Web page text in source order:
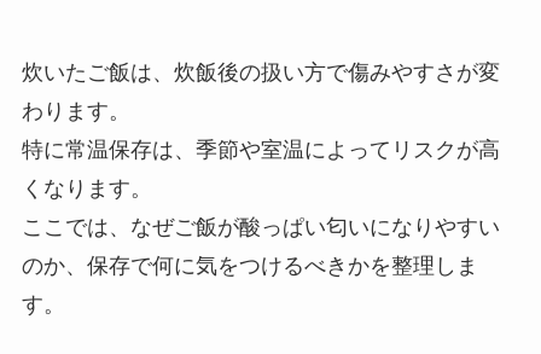
炊いたご飯は、炊飯後の扱い方で傷みやすさが変
わります。
特に常温保存は、季節や室温によってリスクが高
くなります。
ここでは、なぜご飯が酸っぱい匂いになりやすい
のか、保存で何に気をつけるべきかを整理しま
す。